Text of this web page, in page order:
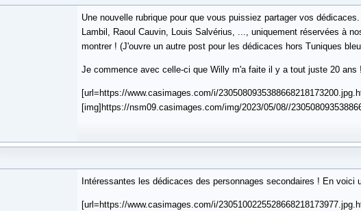
Une nouvelle rubrique pour que vous puissiez partager vos
Lambil, Raoul Cauvin, Louis Salvérius, ..., uniquement réservées à
montrer ! (J'ouvre un autre post pour les dédicaces hors Tuniques
Je commence avec celle-ci que Willy m'a faite il y a tout juste 20 ans !
[url=https://www.casimages.com/i/
[img]https://nsm09.casimages.com/img/2023/05/08//
Intéressantes les dédicaces des personnages secondaires ! En voici
[url=https://www.casimages.com/i/